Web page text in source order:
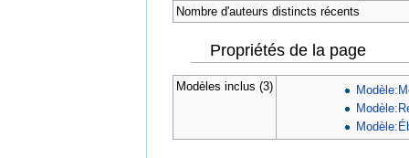
Nombre d'auteurs distincts récents
Propriétés de la page
Modèles inclus (3)